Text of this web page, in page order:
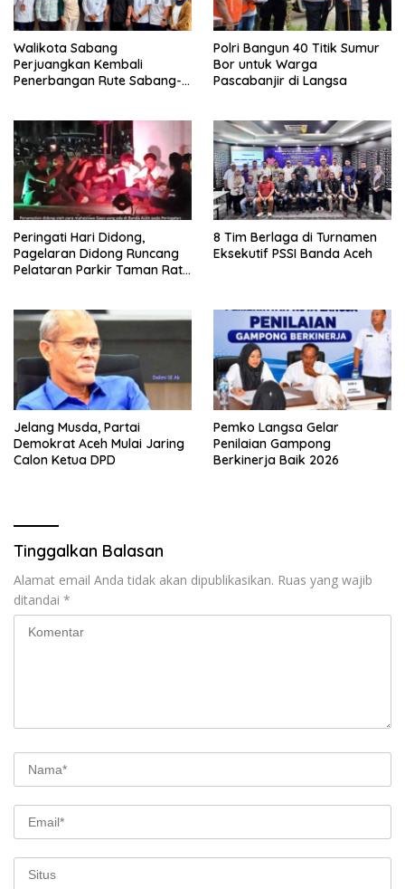
Walikota Sabang
Perjuangkan Kembali
Penerbangan Rute Sabang-
Polri Bangun 40 Titik Sumur
Bor untuk Warga
Pascabanjir di Langsa
Peringati Hari Didong,
Pagelaran Didong Runcang
Pelataran Parkir Taman Ratu
8 Tim Berlaga di Turnamen
Eksekutif PSSI Banda Aceh
Jelang Musda, Partai
Demokrat Aceh Mulai Jaring
Calon Ketua DPD
Pemko Langsa Gelar
Penilaian Gampong
Berkinerja Baik 2026
Tinggalkan Balasan
Alamat email Anda tidak akan dipublikasikan. Ruas yang wajib
ditandai *